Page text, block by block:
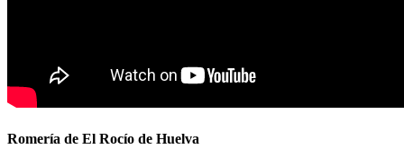
Romería de El Rocío de Huelva